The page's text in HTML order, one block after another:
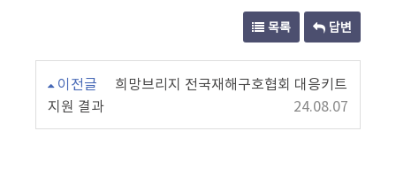
목록 답변
이전글
희망브리지 전국재해구호협회 대응키트
지원 결과
24.08.07